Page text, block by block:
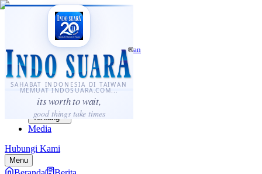
SAHABAT INDONESIA DI TAIWAN
MEMUAT INDOSUARA.COM...
its worth to wait,
good things take times
·...
⌘K
Sahabat Indonesia di Taiwan
Berita
Layanan
Komunitas
Panduan
Tentang
Media
Hubungi Kami
Menu